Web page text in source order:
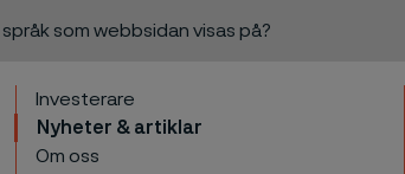
som webbsidan visas på?
Investerare
Nyheter & artiklar
Om oss